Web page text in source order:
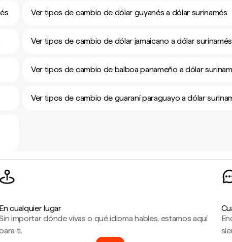
Ver tipos de cambio de dólar guyanés a dólar surinamés
Ver tipos de cambio de dólar jamaicano a dólar surinamés
Ver tipos de cambio de balboa panameño a dólar
Ver tipos de cambio de guaraní paraguayo a dólar
En cualquier lugar
importar dónde vivas o qué idioma hables, estamos aquí
ti.